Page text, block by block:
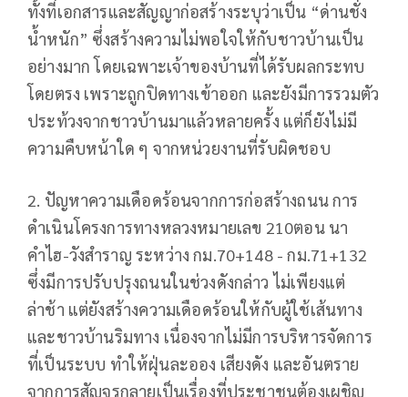
ทั้งที่เอกสารและสัญญาก่อสร้างระบุว่าเป็น “ด่านชั่ง
น้ำหนัก” ซึ่งสร้างความไม่พอใจให้กับชาวบ้านเป็น
อย่างมาก โดยเฉพาะเจ้าของบ้านที่ได้รับผลกระทบ
โดยตรง เพราะถูกปิดทางเข้าออก และยังมีการรวมตัว
ประท้วงจากชาวบ้านมาแล้วหลายครั้ง แต่ก็ยังไม่มี
ความคืบหน้าใด ๆ จากหน่วยงานที่รับผิดชอบ
2. ปัญหาความเดือดร้อนจากการก่อสร้างถนน การ
ดำเนินโครงการทางหลวงหมายเลข 210ตอน นา
คำไฮ-วังสำราญ ระหว่าง กม.70+148 - กม.71+132
ซึ่งมีการปรับปรุงถนนในช่วงดังกล่าว ไม่เพียงแต่
ล่าช้า แต่ยังสร้างความเดือดร้อนให้กับผู้ใช้เส้นทาง
และชาวบ้านริมทาง เนื่องจากไม่มีการบริหารจัดการ
ที่เป็นระบบ ทำให้ฝุ่นละออง เสียงดัง และอันตราย
จากการสัญจรกลายเป็นเรื่องที่ประชาชนต้องเผชิญ